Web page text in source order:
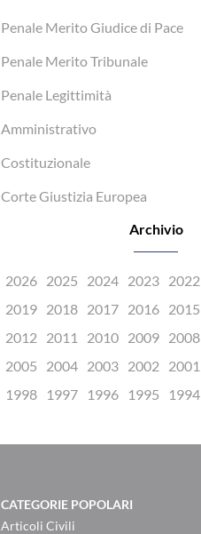
Penale Merito Giudice di Pace
Penale Merito Tribunale
Penale Legittimità
Amministrativo
Costituzionale
Corte Giustizia Europea
Archivio
2026 2025 2024 2023 2022
2019 2018 2017 2016 2015
2012
2011 2010 2009 2008
2005
2004 2003 2002 2001
1998
1997 1996 1995 1994
CATEGORIE POPOLARI
Articoli Civili